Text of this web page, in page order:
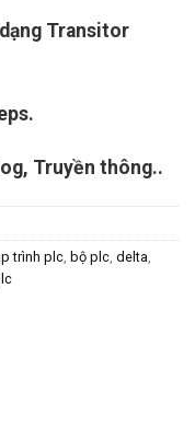
Transitor
Truyền thông..
trình plc bộ plc delta